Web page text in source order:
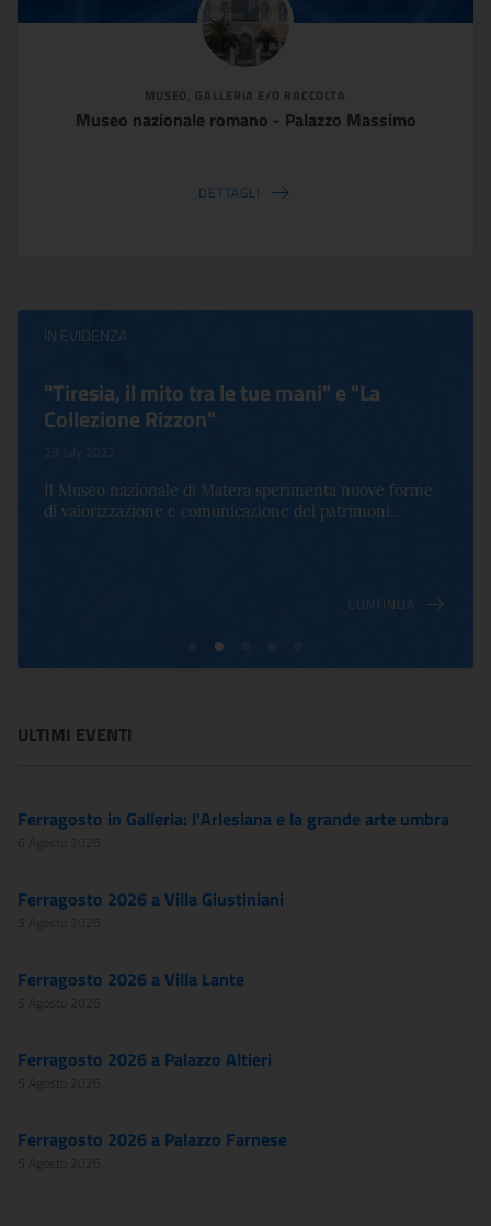
MUSEO, GALLERIA E/O RACCOLTA
Museo nazionale romano - Palazzo Massimo
DETTAGLI
IN EVIDENZA
"Tiresia, il mito tra le tue mani" e "La
Collezione Rizzon"
28 July 2022
Il Museo nazionale di Matera sperimenta nuove forme
di valorizzazione e comunicazione del patrimoni...
CONTINUA
ULTIMI EVENTI
Ferragosto in Galleria: l'Arlesiana e la grande arte umbra
6 Agosto 2026
Ferragosto 2026 a Villa Giustiniani
5 Agosto 2026
Ferragosto 2026 a Villa Lante
5 Agosto 2026
Ferragosto 2026 a Palazzo Altieri
5 Agosto 2026
Ferragosto 2026 a Palazzo Farnese
5 Agosto 2026